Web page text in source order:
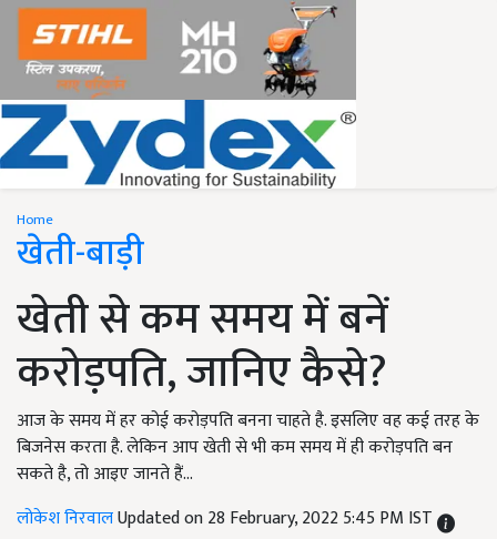
Home
खेती-बाड़ी
खेती से कम समय में बनें
करोड़पति, जानिए कैसे?
आज के समय में हर कोई करोड़पति बनना चाहते है. इसलिए वह कई तरह के
बिजनेस करता है. लेकिन आप खेती से भी कम समय में ही करोड़पति बन
सकते है, तो आइए जानते हैं...
लोकेश निरवालUpdated on 28 February, 2022 5:45 PM IST